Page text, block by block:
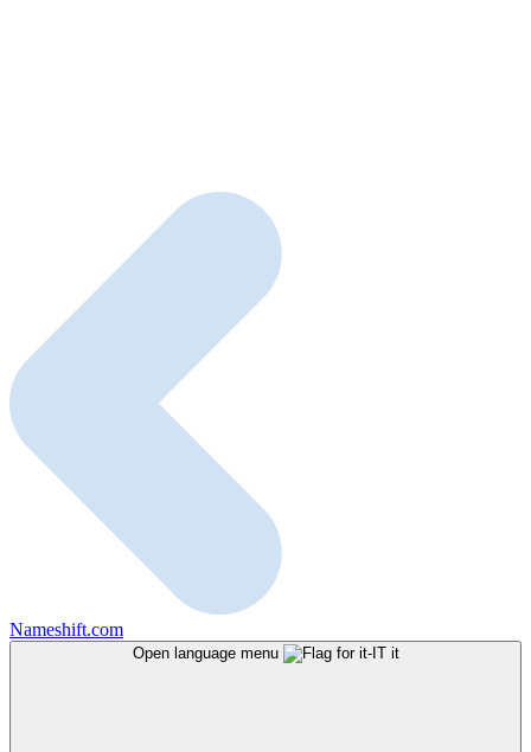
Nameshift.com
Open language menu it